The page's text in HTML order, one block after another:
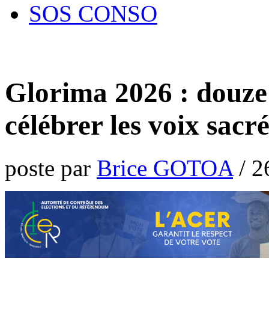
SOS CONSO
Glorima 2026 :
célébrer les voix
poste par Brice GOTOA/